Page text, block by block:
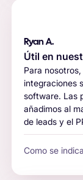
Ryan A.
Útil en
Para
integraciones
software. Las
añadimos al
de leads y el
Como se